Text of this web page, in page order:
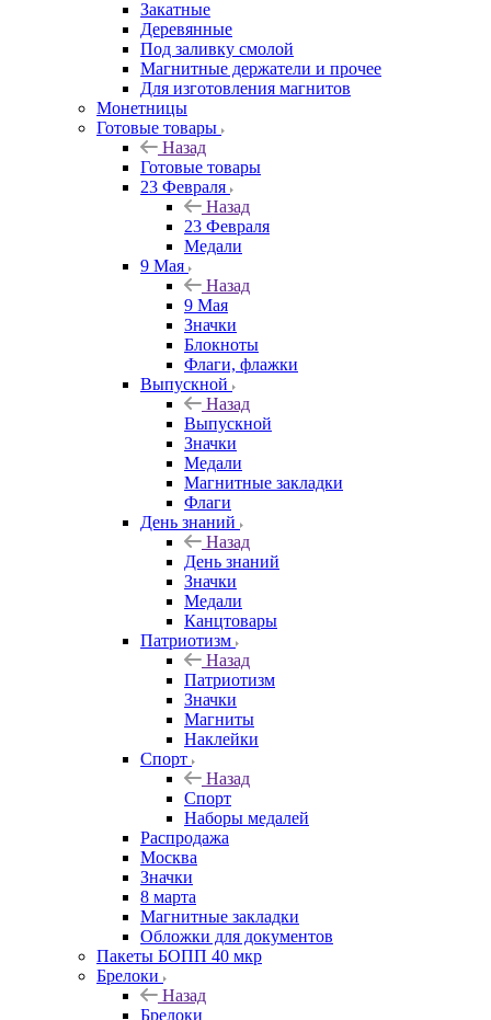
Закатные
Деревянные
Под заливку смолой
Магнитные держатели и прочее
Для изготовления магнитов
Монетницы
Готовые товары
Назад
Готовые товары
23 Февраля
Назад
23 Февраля
Медали
9 Мая
Назад
9 Мая
Значки
Блокноты
Флаги, флажки
Выпускной
Назад
Выпускной
Значки
Медали
Магнитные закладки
Флаги
День знаний
Назад
День знаний
Значки
Медали
Канцтовары
Патриотизм
Назад
Патриотизм
Значки
Магниты
Наклейки
Спорт
Назад
Спорт
Наборы медалей
Распродажа
Москва
Значки
8 марта
Магнитные закладки
Обложки для документов
Пакеты БОПП 40 мкр
Брелоки
Назад
Брелоки